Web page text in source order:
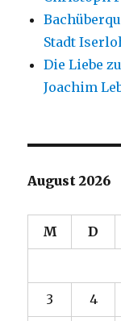
Stadt
Die Liebe
Joachim
August 2026
M D
3 4